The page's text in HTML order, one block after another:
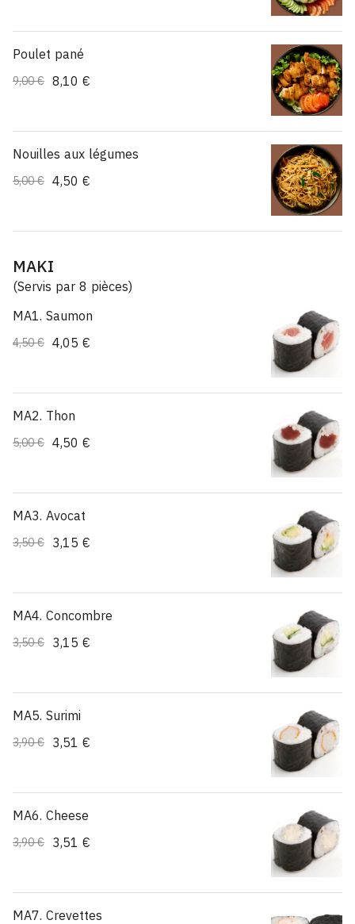
Poulet pané
9,00 € 8,10 €
Nouilles aux légumes
5,00 € 4,50 €
MAKI
(Servis par 8 pièces)
MA1. Saumon
4,50 € 4,05 €
MA2. Thon
5,00 € 4,50 €
MA3. Avocat
3,50 € 3,15 €
MA4. Concombre
3,50 € 3,15 €
MA5. Surimi
3,90 € 3,51 €
MA6. Cheese
3,90 € 3,51 €
MA7. Crevettes